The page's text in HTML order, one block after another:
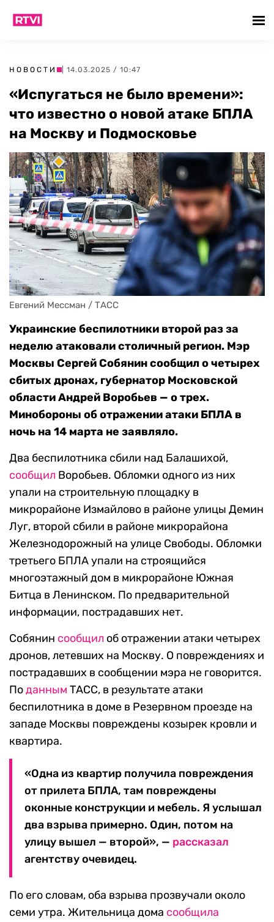
НОВОСТИ | 14.03.2025 / 10:47
«Испугаться не было времени»:
что известно о новой атаке БПЛА
на Москву и Подмосковье
Евгений Мессман / ТАСС
Украинские беспилотники второй раз за
неделю атаковали столичный регион. Мэр
Москвы Сергей Собянин сообщил о четырех
сбитых дронах, губернатор Московской
области Андрей Воробьев — о трех.
Минобороны об отражении атаки БПЛА в
ночь на 14 марта не заявляло.
Два беспилотника сбили над Балашихой,
сообщил Воробьев. Обломки одного из них
упали на строительную площадку в
микрорайоне Измайлово в районе улицы Демин
Луг, второй сбили в районе микрорайона
Железнодорожный на улице Свободы. Обломки
третьего БПЛА упали на строящийся
многоэтажный дом в микрорайоне Южная
Битца в Ленинском. По предварительной
информации, пострадавших нет.
Собянин сообщил об отражении атаки четырех
дронов, летевших на Москву. О повреждениях и
пострадавших в сообщении мэра не говорится.
Поданным ТАСС, в результате атаки
беспилотника в доме в Резервном проезде на
западе Москвы повреждены козырек кровли и
квартира.
«Одна из квартир получила повреждения
от прилета БПЛА, там повреждены
оконные конструкции и мебель. Я услышал
два взрыва примерно. Один, потом на
улицу вышел — второй», — рассказал
агентству очевидец.
По его словам, оба взрыва прозвучали около
семи утра. Жительница дома сообщила